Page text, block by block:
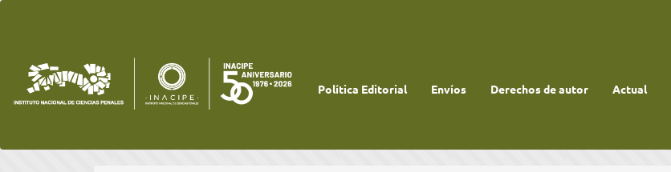
Barra
lateral
Política Editorial Envíos Derechos de autor Actual